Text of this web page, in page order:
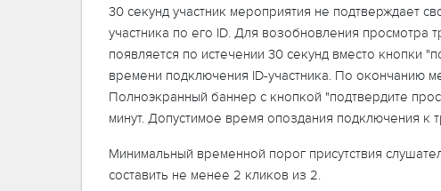
30 секунд участник мероприятия не подтверждает
участника по его ID. Для возобновления просмотра
появляется по истечении 30 секунд вместо кнопки
времени подключения ID-участника. По окончанию
Полноэкранный баннер с кнопкой "подтвердите
минут. Допустимое время опоздания подключения к
Минимальный временной порог присутствия
составить не менее 2 кликов из 2.